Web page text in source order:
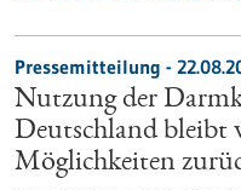
Pressemitteilung -
Nutzung der
Deutschland bleibt
Möglichkeiten